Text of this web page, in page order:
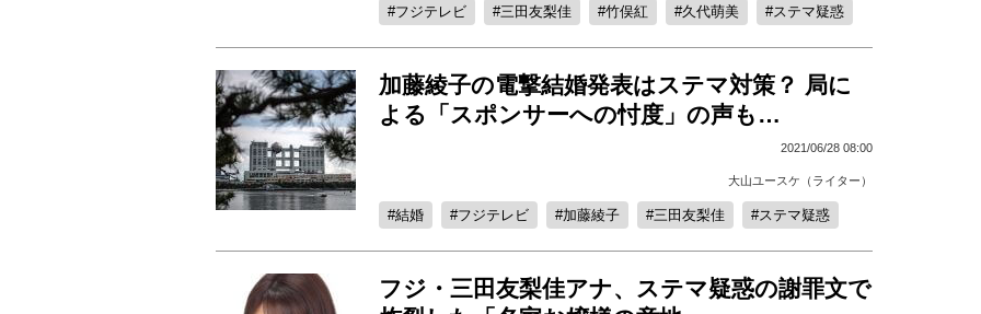
フジテレビ 三田友梨佳 竹俣紅 久代萌美 ステマ疑惑
加藤綾子の電撃結婚発表はステマ対策？ 局に
よる「スポンサーへの忖度」の声も…
2021/06/28 08:00
大山ユースケ（ライター）
結婚 フジテレビ 加藤綾子 三田友梨佳 ステマ疑惑
フジ・三田友梨佳アナ、ステマ疑惑の謝罪文で